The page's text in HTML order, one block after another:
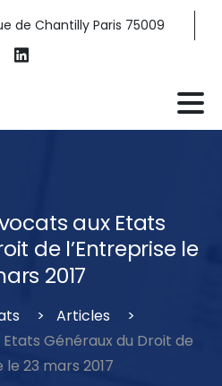
de Chantilly Paris 75009
aux Etats
de l’Entreprise le
2017
Articles
Généraux du Droit de
le 23 mars 2017